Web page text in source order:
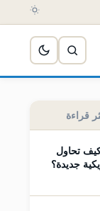
قراءة
كيف تحاول
جديدة؟